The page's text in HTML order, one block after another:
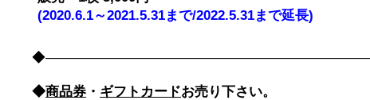
(2020.6.1～2021.5.31まで/2022.5.31まで延長)
◆商品券 ・ ギフトカードお売り下さい。